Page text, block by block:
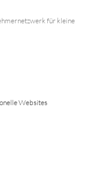
für kleine
Websites